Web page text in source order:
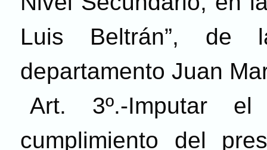
Luis Beltrán”, de
departamento Juan
Art. 3º.-Imputar
cumplimiento del